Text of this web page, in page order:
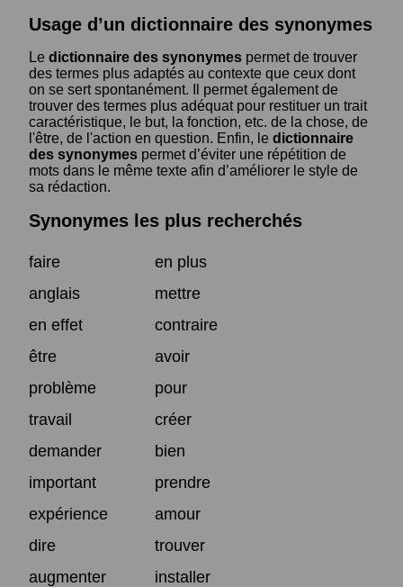
Usage d’un dictionnaire des synonymes
Le dictionnaire des synonymes permet de trouver
des termes plus adaptés au contexte que ceux dont
on se sert spontanément. Il permet également de
trouver des termes plus adéquat pour restituer un trait
caractéristique, le but, la fonction, etc. de la chose, de
l'être, de l'action en question. Enfin, le dictionnaire
des synonymes permet d’éviter une répétition de
mots dans le même texte afin d’améliorer le style de
sa rédaction.
Synonymes les plus recherchés
faire
en plus
anglais
mettre
en effet
contraire
être
avoir
problème
pour
travail
créer
demander
bien
important
prendre
expérience
amour
dire
trouver
augmenter
installer